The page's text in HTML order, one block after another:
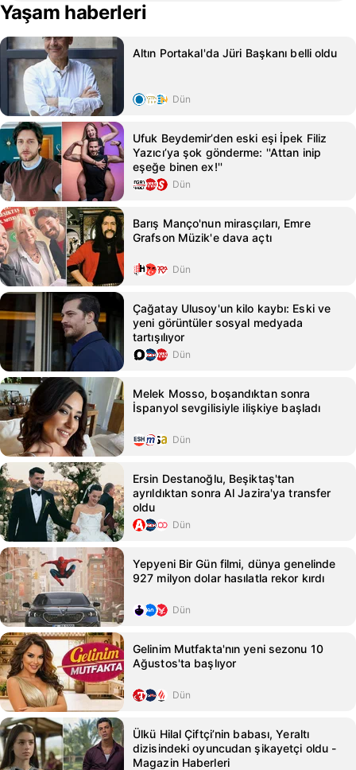
Yaşam haberleri
Altın Portakal'da Jüri Başkanı belli oldu
Dün
Ufuk Beydemir’den eski eşi İpek Filiz
Yazıcı’ya şok gönderme: ''Attan inip
eşeğe binen ex!''
Dün
Barış Manço'nun mirasçıları, Emre
Grafson Müzik'e dava açtı
Dün
Çağatay Ulusoy'un kilo kaybı: Eski ve
yeni görüntüler sosyal medyada
tartışılıyor
Dün
Melek Mosso, boşandıktan sonra
İspanyol sevgilisiyle ilişkiye başladı
Dün
Ersin Destanoğlu, Beşiktaş'tan
ayrıldıktan sonra Al Jazira'ya transfer
oldu
Dün
Yepyeni Bir Gün filmi, dünya genelinde
927 milyon dolar hasılatla rekor kırdı
Dün
Gelinim Mutfakta'nın yeni sezonu 10
Ağustos'ta başlıyor
Dün
Ülkü Hilal Çiftçi’nin babası, Yeraltı
dizisindeki oyuncudan şikayetçi oldu -
Magazin Haberleri